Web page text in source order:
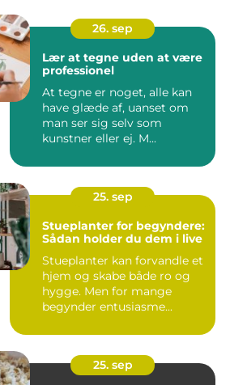
26. sep
Lær at tegne uden at være
professionel
At tegne er noget, alle kan
have glæde af, uanset om
man ser sig selv som
kunstner eller ej. M...
25. sep
Stueplanter for begyndere:
Sådan holder du dem i live
Stueplanter kan forvandle et
hjem og skabe både ro og
hygge. Men for mange
begynder entusiasme...
25. sep